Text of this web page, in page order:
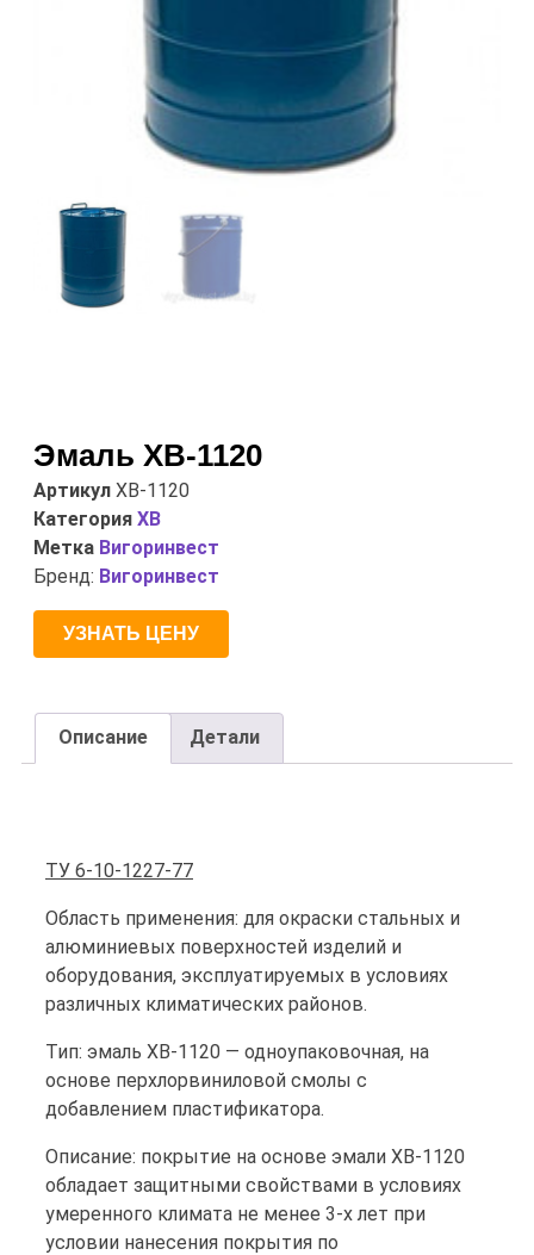
Эмаль ХВ-1120
Артикул ХВ-1120
Категория ХВ
Метка Вигоринвест
Бренд: Вигоринвест
УЗНАТЬ ЦЕНУ
Описание Детали
ТУ 6-10-1227-77
Область применения: для окраски стальных и
алюминиевых поверхностей изделий и
оборудования, эксплуатируемых в условиях
различных климатических районов.
Тип: эмаль ХВ-1120 — одноупаковочная, на
основе перхлорвиниловой смолы с
добавлением пластификатора.
Описание: покрытие на основе эмали ХВ-1120
обладает защитными свойствами в условиях
умеренного климата не менее 3-х лет при
условии нанесения покрытия по